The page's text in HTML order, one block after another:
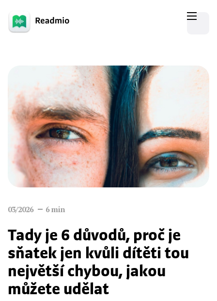
03/2026 6min
Tady je 6 důvodů, proč je
sňatek jen kvůli dítěti tou
největší chybou, jakou
můžete udělat